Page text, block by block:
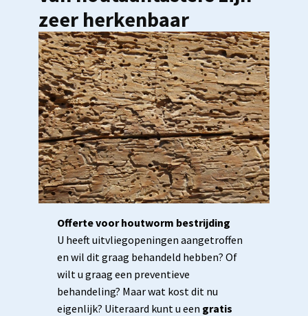
zeer herkenbaar
Offerte voor houtworm bestrijding
U heeft uitvliegopeningen aangetroffen
en wil dit graag behandeld hebben? Of
wilt u graag een preventieve
behandeling? Maar wat kost dit nu
eigenlijk? Uiteraard kunt u een gratis